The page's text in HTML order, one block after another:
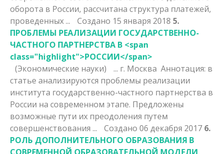
оборота в России, рассчитана структура платежей,
проведенных ...
Создано 15 января 2018 5.
ПРОБЛЕМЫ РЕАЛИЗАЦИИ ГОСУДАРСТВЕННО-
ЧАСТНОГО ПАРТНЕРСТВА В <span
class="highlight">РОССИИ</span>
(Экономические науки)
... г. Москва Аннотация: в
статье анализируются проблемы реализации
института государственно-частного партнерства в
России на современном этапе. Предложены
возможные пути их преодоления путем
совершенствования ...
Создано 06 декабря 2017 6.
РОЛЬ ДОПОЛНИТЕЛЬНОГО ОБРАЗОВАНИЯ В